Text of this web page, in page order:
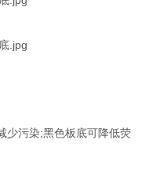
污染;黑色板底可降低荧